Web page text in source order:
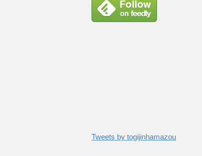
Tweets by togijinhamazou